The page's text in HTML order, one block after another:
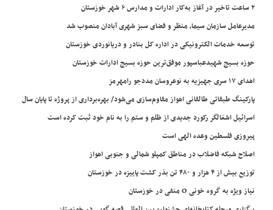
۲ ساعت تاخیر در آغاز به‌کار ادارات و مدارس ۶ شهر خوزستان
مدیرعامل سازمان سیما، منظر و فضای سبز شهری آبادان منصوب شد
توسعه خدمات الکترونیکی در اداره کل بنادر و دریانوردی خوزستان
حوزه بسیج شهیدعباسپور موفق‌ترین حوزه بسیج ادارات خوزستان
اهدای ۱۷ سری جهیزیه به نوعروسان مددجو رامهرمز
پارکینگ طبقاتی طالقانی اهواز مقاوم‌سازی می‌شود/ بهره‌برداری از پروژه تا پایان سال
اسرائیل اشغالگر رکورد جدیدی از ظلم و ستم را به نام خود ثبت کرده است
پیروزی فلسطین وعده الهی است
اصلاح شبکه فاضلاب در مناطق کمپلو شمالی و جنوبی اهواز
توزیع بیش از ۴ هزار و ۴۸۰ تن بذر کشت پاییزه در خوزستان
نیاز ویژه به گروه خونی O منفی در خوزستان